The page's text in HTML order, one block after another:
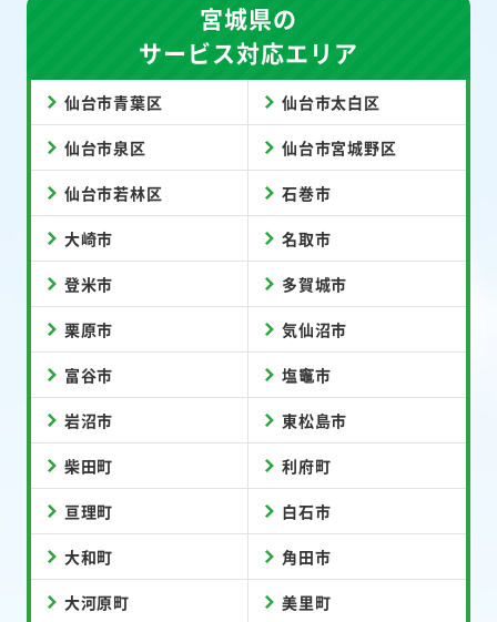
宮城県の
サービス対応エリア
仙台市青葉区 仙台市太白区
仙台市泉区 仙台市宮城野区
仙台市若林区 石巻市
大崎市 名取市
登米市 多賀城市
栗原市 気仙沼市
富谷市 塩竈市
岩沼市 東松島市
柴田町 利府町
亘理町 白石市
大和町 角田市
大河原町 美里町